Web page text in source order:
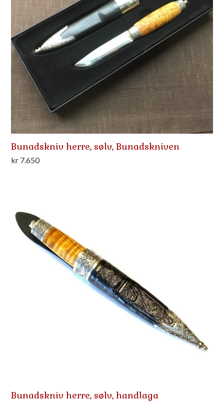
Bunadskniv herre, sølv, Bunadskniven
kr 7.650
Bunadskniv herre, sølv, handlaga